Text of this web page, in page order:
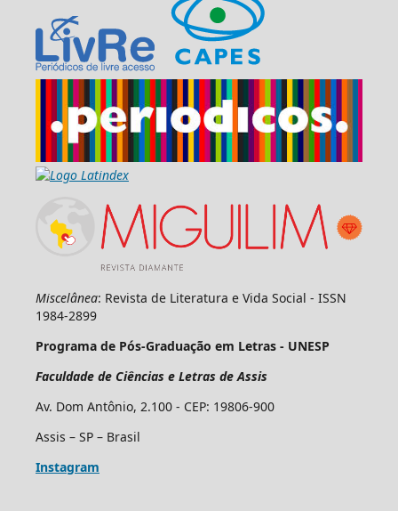
Miscelânea: Revista de Literatura e Vida Social - ISSN
1984-2899
Programa de Pós-Graduação em Letras - UNESP
Faculdade de Ciências e Letras de Assis
Av. Dom Antônio, 2.100 - CEP: 19806-900
Assis – SP – Brasil
Instagram